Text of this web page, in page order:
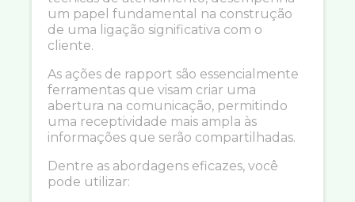
um papel fundamental na construção
de uma ligação significativa com o
cliente.
As ações de rapport são essencialmente
ferramentas que visam criar uma
abertura na comunicação, permitindo
uma receptividade mais ampla às
informações que serão compartilhadas.
Dentre as abordagens eficazes, você
pode utilizar: